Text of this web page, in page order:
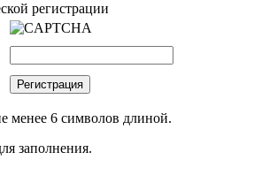
регистрации
менее 6 символов длиной.
заполнения.